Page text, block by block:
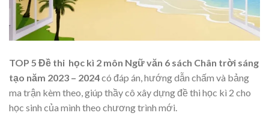
TOP 5 Đề thi học kì 2 môn Ngữ văn 6 sách Chân trời sáng
tạo năm 2023 – 2024có đáp án, hướng dẫn chấm và bảng
ma trận kèm theo, giúp thầy cô xây dựng đề thi học kì 2 cho
học sinh của mình theo chương trình mới.